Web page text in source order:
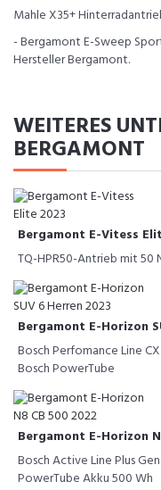
Mahle X35+
- Bergamont E-Sweep
Hersteller Bergamont.
WEITERES
BERGAMONT
Bergamont E-Vitess
TQ-HPR50-Antrieb mit 50
Bergamont E-Horizon
Bosch Perfomance Line
Bosch PowerTube
Bergamont E-Horizon
Bosch Active Line Plus
PowerTube Akku 500 Wh